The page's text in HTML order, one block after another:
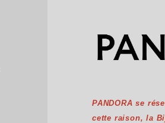
PANDORA se
cette raison, la